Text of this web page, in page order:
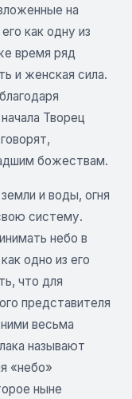
на
как одну из
время ряд
и женская сила.
Творец
божествам.
и воды, огня
систему.
небо в
одно из его
что для
представителя
весьма
называют
«небо»
ныне